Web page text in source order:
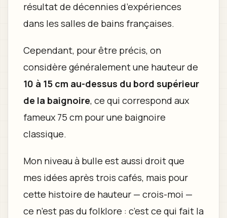
résultat de décennies d’expériences
dans les salles de bains françaises.
Cependant, pour être précis, on
considère généralement une hauteur de
10 à 15 cm au-dessus du bord supérieur
de la baignoire, ce qui correspond aux
fameux 75 cm pour une baignoire
classique.
Mon niveau à bulle est aussi droit que
mes idées après trois cafés, mais pour
cette histoire de hauteur — crois-moi —
ce n’est pas du folklore : c’est ce qui fait la